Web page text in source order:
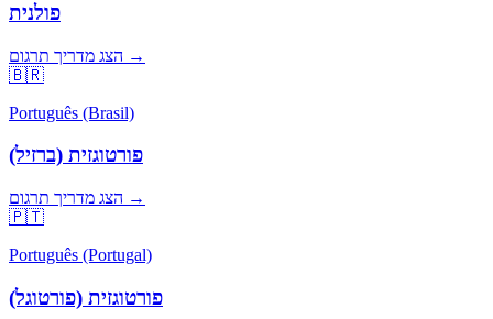
פולנית
הצג מדריך תרגום →
🇧🇷
Português (Brasil)
פורטוגזית (ברזיל)
הצג מדריך תרגום →
🇵🇹
Português (Portugal)
פורטוגזית (פורטוגל)